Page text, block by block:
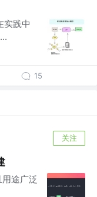
实践中
15
关注
途广泛